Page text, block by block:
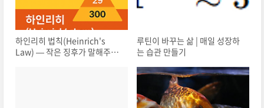
하인리히 법칙(Heinrich's
Law) — 작은 징후가 말해주는
루틴이 바꾸는 삶 | 매일 성장하
는 습관 만들기